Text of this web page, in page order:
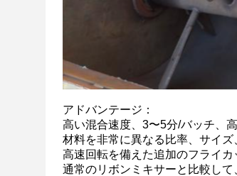
アドバンテージ：
高い混合速度、3〜5分/バッチ、高
材料を非常に異なる比率、サイ
高速回転を備えた追加のフライ
通常のリボンミキサーと比較し